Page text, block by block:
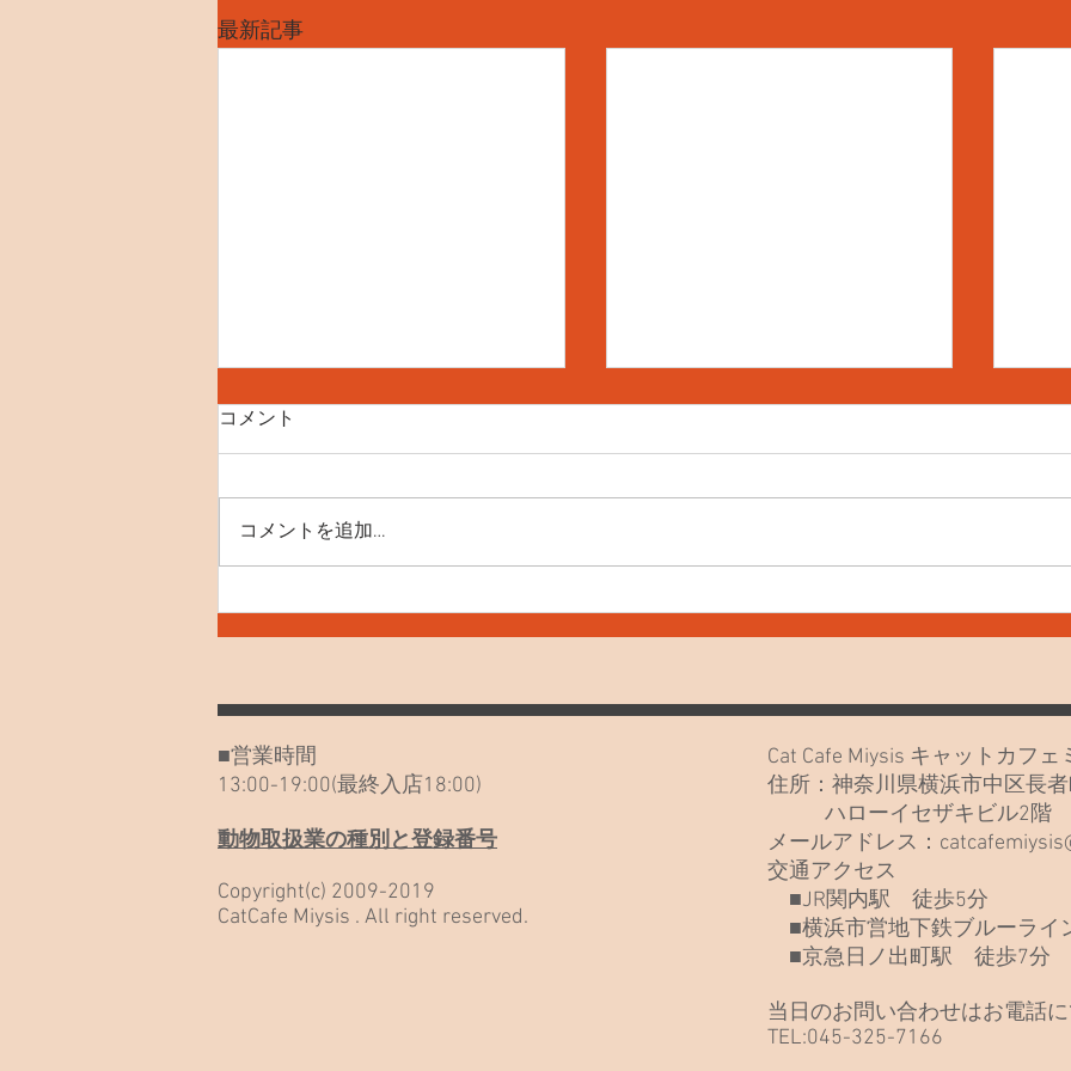
最新記事
7月30日(木) お知らせや最近
のねこたち
7月20日(月)久しぶりでごめん
なさい🙏
コメント
コメントを追加…
■営業時間
13:00-19:00(最終入店18:00)
動物取扱業の種別と登録番号
Copyright(c) 2009-2019
CatCafe Miysis . All right reserved.
Cat Cafe Miysis キャットカフ
住所：神奈川県横浜市中区長
ハローイセザキビル2
メールアドレス：
交通アクセス
■JR関内駅 徒歩5分
■横浜市営地下鉄ブルーラ
■京急日ノ出町駅 徒歩7分
当日のお問い合わせはお電話
TEL:045-325-7166